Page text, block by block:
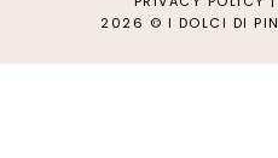
2026 © I DOLCI DI